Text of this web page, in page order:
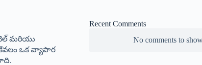
మరియు
కేవలం ఒక వ్యాపార
Recent Comments
No comments to